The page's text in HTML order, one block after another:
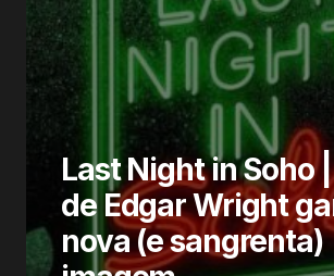
Last Night in Soho
de Edgar Wright
nova (e sangrenta)